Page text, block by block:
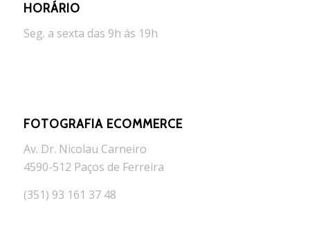
HORÁRIO
Seg. a sexta das 9h ás 19h
FOTOGRAFIA ECOMMERCE
Av. Dr. Nicolau Carneiro
4590-512 Paços de Ferreira
(351) 93 161 37 48